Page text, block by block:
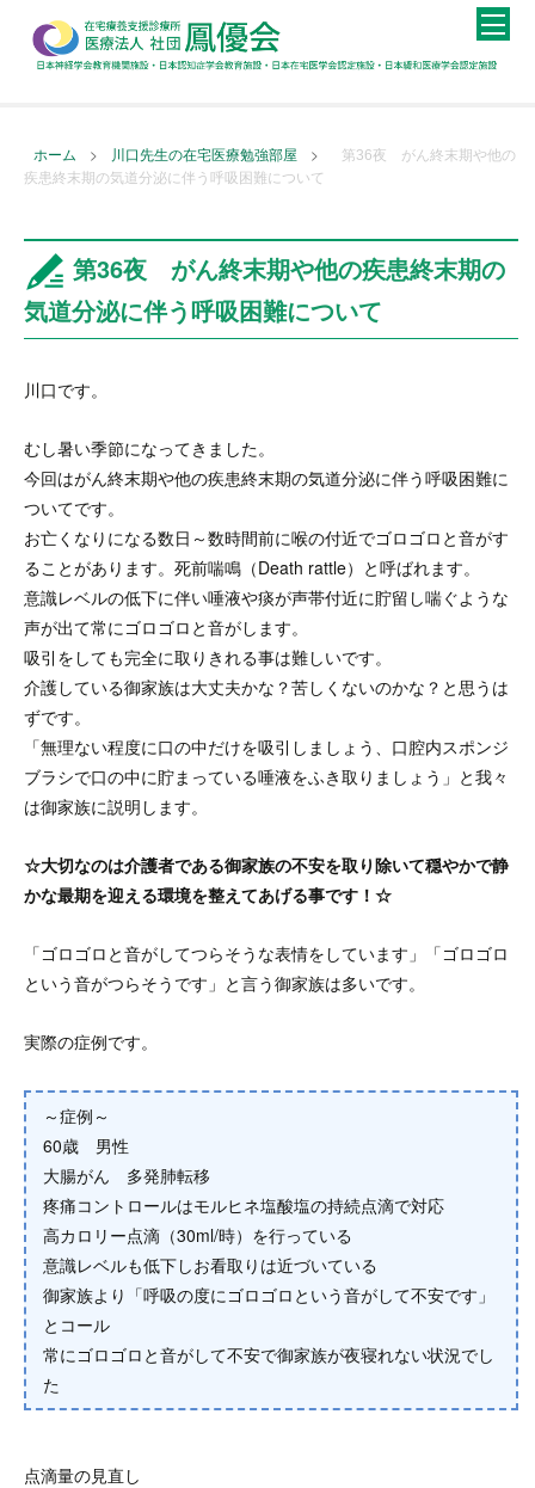
ホーム > 川口先生の在宅医療勉強部屋 >
第36夜 がん終末期や他の
疾患終末期の気道分泌に伴う呼吸困難について
第36夜 がん終末期や他の疾患終末期の
気道分泌に伴う呼吸困難について
川口です。
むし暑い季節になってきました。
今回はがん終末期や他の疾患終末期の気道分泌に伴う呼吸困難に
ついてです。
お亡くなりになる数日～数時間前に喉の付近でゴロゴロと音がす
ることがあります。死前喘鳴（Death rattle）と呼ばれます。
意識レベルの低下に伴い唾液や痰が声帯付近に貯留し喘ぐような
声が出て常にゴロゴロと音がします。
吸引をしても完全に取りきれる事は難しいです。
介護している御家族は大丈夫かな？苦しくないのかな？と思うは
ずです。
「無理ない程度に口の中だけを吸引しましょう、口腔内スポンジ
ブラシで口の中に貯まっている唾液をふき取りましょう」と我々
は御家族に説明します。
☆大切なのは介護者である御家族の不安を取り除いて穏やかで静
かな最期を迎える環境を整えてあげる事です！☆
「ゴロゴロと音がしてつらそうな表情をしています」「ゴロゴロ
という音がつらそうです」と言う御家族は多いです。
実際の症例です。
～症例～
60歳 男性
大腸がん 多発肺転移
疼痛コントロールはモルヒネ塩酸塩の持続点滴で対応
高カロリー点滴（30ml/時）を行っている
意識レベルも低下しお看取りは近づいている
御家族より「呼吸の度にゴロゴロという音がして不安です」
とコール
常にゴロゴロと音がして不安で御家族が夜寝れない状況でし
た
点滴量の見直し